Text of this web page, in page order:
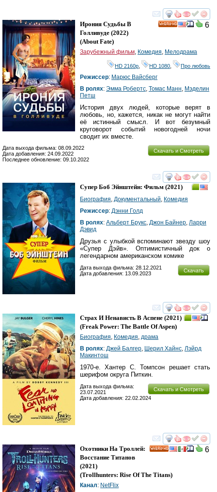
смотреть
6
Ирония Судьбы В
Голливуде (2022)
(About Fate)
Зарубежный фильм Комедия Мелодрама
HD 2160р HD 1080 Про любовь
Режиссер: Марюс Вайсберг
В ролях: Эмма Робертс Томас Манн Мэделин
Петш
История двух людей, которые верят в
любовь, но, кажется, никак не могут найти
её истинный смысл. И вот безумный
круговорот событий новогодней ночи
сводит их вместе.
Скачать и Смотреть
Дата выхода фильма: 08.09.2022
Дата добавления: 24.09.2022
Последнее обновление: 09.10.2022
смотреть
Супер Боб Эйнштейн: Фильм (2021)
Биография, Документальный, Комедия
Режиссер: Дэнни Голд
В ролях: Альберт Брукс, Джон Байнер, Ларри
Дэвид
Друзья с улыбкой вспоминают звезду шоу
«Супер Дэйв». Оптимистичный док о
легендарном американском комике
Скачать
Дата выхода фильма: 28.12.2021
Дата добавления: 13.09.2023
смотреть
Страх И Ненависть В Аспене (2021)
(Freak Power: The Battle Of Aspen)
Биография, Комедия, драма
В ролях: Джей Балгер, Шерил Хайнс, Лэйрд
Макинтош
1970-е. Хантер С. Томпсон решает стать
шерифом округа Питкин.
Скачать и Смотреть
Дата выхода фильма:
23.07.2021
Дата добавления: 22.02.2024
смотреть
6
Охотники На Троллей:
Восстание Титанов
(2021)
(Trollhunters: Rise Of The Titans)
Канал: NetFlix